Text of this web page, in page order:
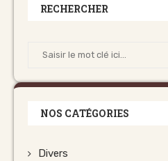
RECHERCHER
NOS CATÉGORIES
Divers